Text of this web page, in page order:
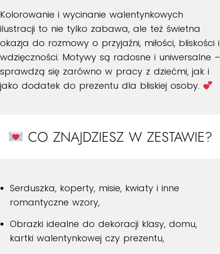
Kolorowanie i wycinanie walentynkowych
ilustracji to nie tylko zabawa, ale też świetna
okazja do rozmowy o przyjaźni, miłości, bliskości i
wdzięczności. Motywy są radosne i uniwersalne –
sprawdzą się zarówno w pracy z dziećmi, jak i
jako dodatek do prezentu dla bliskiej osoby.
CO ZNAJDZIESZ W ZESTAWIE?
Serduszka, koperty, misie, kwiaty i inne
romantyczne wzory,
Obrazki idealne do dekoracji klasy, domu,
kartki walentynkowej czy prezentu,